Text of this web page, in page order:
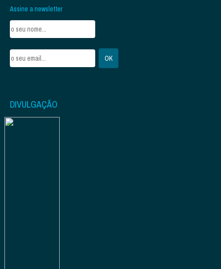
Assine a newsletter
DIVULGAÇÃO